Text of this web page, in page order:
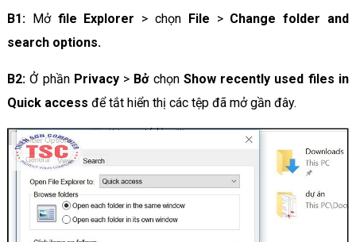
B1:Mở file Explorer > chọn File > Change folder and
search options.
B2:Ở phần Privacy> Bởchọn Show recently used files in
Quick access để tắt hiển thị các tệp đã mở gần đây.